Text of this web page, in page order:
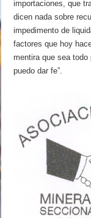
importaciones, que
dicen nada sobre
impedimento de
factores que hoy
mentira que sea
puedo dar fe”.